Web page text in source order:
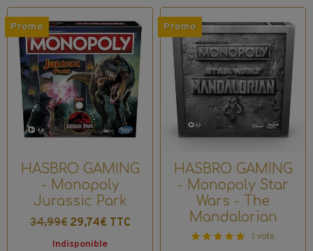
Promo
HASBRO GAMING
- Monopoly
Jurassic Park
34,99€ 29,74€ TTC
Indisponible
Promo
HASBRO GAMING
- Monopoly Star
Wars - The
Mandalorian
1 vote.